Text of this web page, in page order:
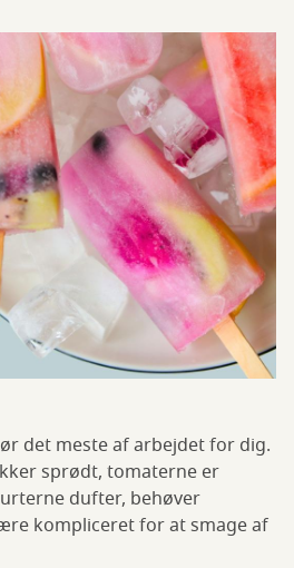
det meste af arbejdet for dig.
sprødt, tomaterne er
dufter, behøver
kompliceret for at smage af